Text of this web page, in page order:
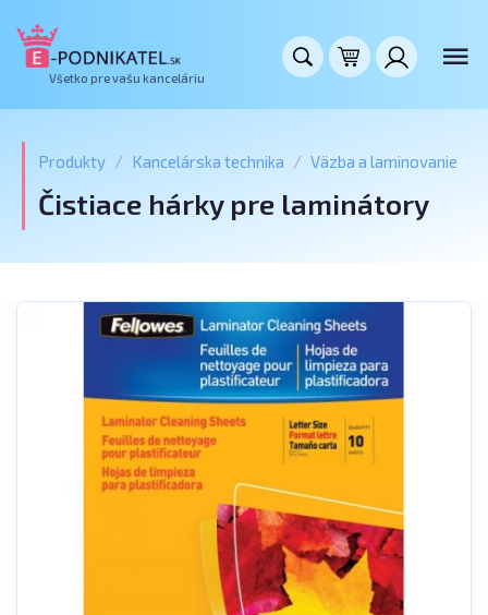
Všetko pre vašu kanceláriu
Produkty Kancelárska technika Väzba a laminovanie
Čistiace hárky pre laminátory